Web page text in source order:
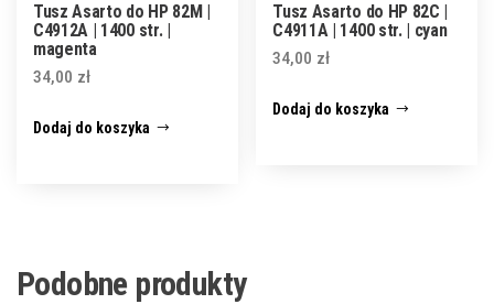
Tusz Asarto do HP 82M |
C4912A | 1400 str. |
magenta
34,00 zł
Dodaj do koszyka
Tusz Asarto do HP 82C |
C4911A | 1400 str. | cyan
34,00 zł
Dodaj do koszyka
Podobne produkty